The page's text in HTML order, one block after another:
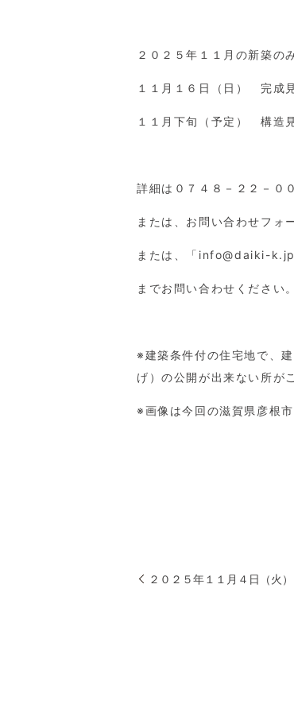
２０２５年１１月の新築の
１１月１６日（日） 完成
１１月下旬（予定） 構造
詳細は０７４８－２２－０
または、お問い合わせフォ
または、「 info@daiki-k.jp
までお問い合わせください。
※建築条件付の住宅地で、
げ）の公開が出来ない所が
※画像は今回の滋賀県彦根
２０２５年１１月４日（火